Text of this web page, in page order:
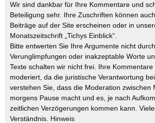
Wir sind dankbar für Ihre Kommentare und
Beteiligung sehr. Ihre Zuschriften können
Beiträge auf der Site erscheinen oder in
Monatszeitschrift „Tichys Einblick“.
Bitte entwerten Sie Ihre Argumente nicht
Verunglimpfungen oder inakzeptable Worte
Texte schalten wir nicht frei. Ihre Kommentare
moderiert, da die juristische Verantwortung
verstehen Sie, dass die Moderation zwischen
morgens Pause macht und es, je nach
zeitlichen Verzögerungen kommen kann.
Verständnis. Hinweis